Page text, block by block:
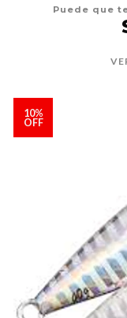
Puede que
10%
OFF